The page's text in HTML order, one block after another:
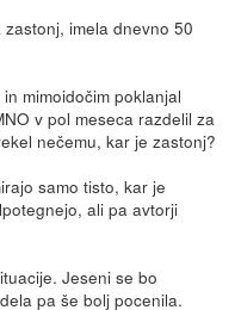
imela dnevno 50
mimoidočim poklanjal
v pol meseca razdelil za
nečemu, kar je zastonj?
samo tisto, kar je
ali pa avtorji
Jeseni se bo
pa še bolj pocenila.